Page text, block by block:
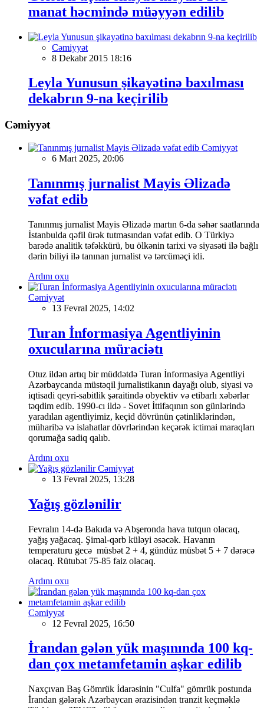
manat həcmində müəyyən edilib
Cəmiyyət
8 Dekabr 2015 18:16
Leyla Yunusun şikayətinə baxılması
dekabrın 9-na keçirilib
Cəmiyyət
Cəmiyyət
6 Mart 2025, 20:06
Tanınmış jurnalist Mayis Əlizadə
vəfat edib
Tanınmış jurnalist Mayis Əlizadə martın 6-da səhər saatlarında
İstanbulda qəfil ürək tutmasından vəfat edib. O Türkiyə
barədə analitik təfəkkürü, bu ölkənin tarixi və siyasəti ilə bağlı
dərin biliyi ilə tanınan jurnalist və tərcüməçi idi.
Ardını oxu
Cəmiyyət
13 Fevral 2025, 14:02
Turan İnformasiya Agentliyinin
oxucularına müraciətı
Otuz ildən artıq bir müddətdə Turan İnformasiya Agentliyi
Azərbaycanda müstəqil jurnalistikanın dayağı olub, siyasi və
iqtisadi qeyri-sabitlik şəraitində obyektiv və etibarlı xəbərlər
təqdim edib. 1990-cı ildə - Sovet İttifaqının son günlərində
yaradılan agentliyimiz, keçid dövrünün çətinliklərindən,
müharibə və islahatlar dövrlərindən keçərək ictimai maraqları
qorumağa sadiq qalıb.
Ardını oxu
Cəmiyyət
13 Fevral 2025, 13:28
Yağış gözlənilir
Fevralın 14-də Bakıda və Abşeronda hava tutqun olacaq,
yağış yağacaq. Şimal-qərb küləyi əsəcək. Havanın
temperaturu gecə müsbət 2 + 4, gündüz müsbət 5 + 7 dərəcə
olacaq. Rütubət 75-85 faiz olacaq.
Ardını oxu
Cəmiyyət
12 Fevral 2025, 16:50
İrandan gələn yük maşınında 100 kq-
dan çox metamfetamin aşkar edilib
Naxçıvan Baş Gömrük İdarəsinin "Culfa" gömrük postunda
İrandan gələrək Azərbaycan ərazisindən tranzit keçməklə